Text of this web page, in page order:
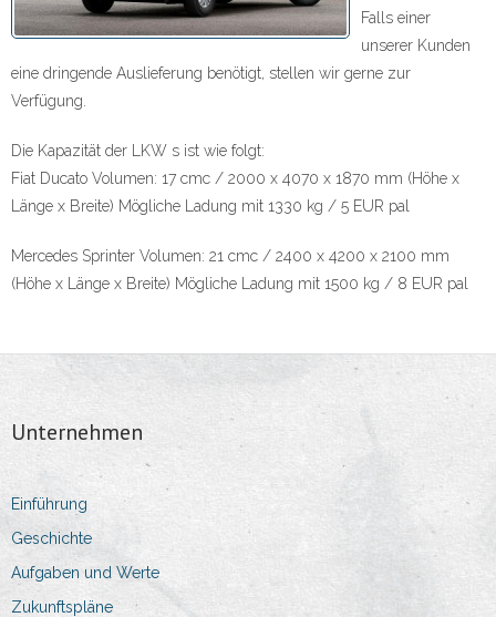
- Produkte
Qualität
- Standards
- Stauballergie
- Inhaber und geschäftsführender Direktor
- Verkaufsdirektor
- Verkaufs- und Logistikkoordinator
- Leiter der Abteilung Einkauf
Falls einer
unserer Kunden
eine dringende Auslieferung benötigt, stellen wir gerne zur
Verfügung.
Die Kapazität der LKW s ist wie folgt:
Fiat Ducato Volumen: 17 cmc / 2000 x 4070 x 1870 mm (Höhe x
Länge x Breite) Mögliche Ladung mit 1330 kg / 5 EUR pal
Mercedes Sprinter Volumen: 21 cmc / 2400 x 4200 x 2100 mm
(Höhe x Länge x Breite) Mögliche Ladung mit 1500 kg / 8 EUR pal
Unternehmen
Einführung
Geschichte
Aufgaben und Werte
Zukunftspläne